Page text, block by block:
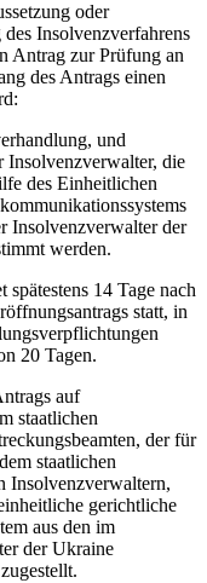
oder
Insolvenzverfahrens
Antrag zur Prüfung an
des Antrags einen
und
Insolvenzverwalter, die
des Einheitlichen
Insolvenzverwalter der
werden.
14 Tage nach
statt, in
20 Tagen.
auf
staatlichen
der für
staatlichen
Insolvenzverwaltern,
gerichtliche
aus den im
der Ukraine
ugestellt.